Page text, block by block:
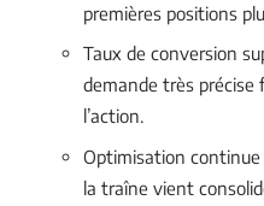
premières positions
Taux de conversion
demande très précise
l’action.
Optimisation
la traîne vient